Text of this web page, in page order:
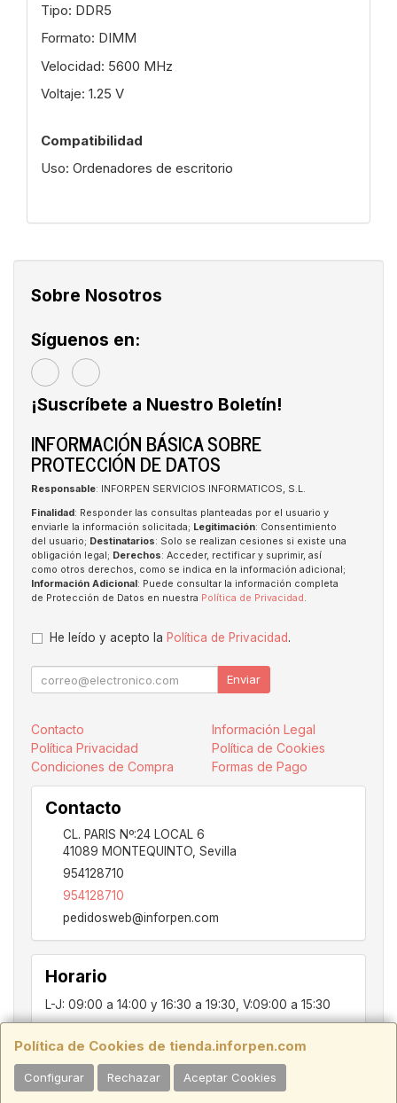
Tipo: DDR5
Formato: DIMM
Velocidad: 5600 MHz
Voltaje: 1.25 V
Compatibilidad
Uso: Ordenadores de escritorio
Política de Cookies de tienda.inforpen.com
Configurar Rechazar Aceptar Cookies
Sobre Nosotros
Síguenos en:
¡Suscríbete a Nuestro Boletín!
INFORMACIÓN BÁSICA SOBRE
PROTECCIÓN DE DATOS
Responsable: INFORPEN SERVICIOS INFORMATICOS, S.L.
Finalidad: Responder las consultas planteadas por el usuario y
enviarle la información solicitada; Legitimación: Consentimiento
del usuario; Destinatarios: Solo se realizan cesiones si existe una
obligación legal; Derechos: Acceder, rectificar y suprimir, así
como otros derechos, como se indica en la información adicional;
Información Adicional: Puede consultar la información completa
de Protección de Datos en nuestra Política de Privacidad.
He leído y acepto la Política de Privacidad.
Enviar
Contacto
Información Legal
Política Privacidad
Política de Cookies
Condiciones de Compra
Formas de Pago
Contacto
CL. PARIS Nº:24 LOCAL 6
41089 MONTEQUINTO Sevilla
954128710
954128710
pedidosweb@inforpen.com
Horario
L-J: 09:00 a 14:00 y 16:30 a 19:30, V:09:00 a 15:30
PARIS, 24, LOCAL 6, 41089, Montequinto - Dos Hermanas, SEVILLA,
C.I.F.:ESB91914697 - Tfno.:954128710